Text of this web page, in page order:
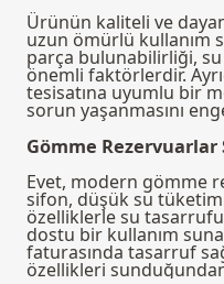
Ürünün kaliteli ve
uzun ömürlü kullanım
parça bulunabilirliği,
önemli faktörlerdir.
tesisatına uyumlu bir
sorun yaşanmasını
Gömme Rezervuarlar
Evet, modern gömme
sifon, düşük su
özelliklerle su
dostu bir kullanım
faturasında tasarruf
özellikleri